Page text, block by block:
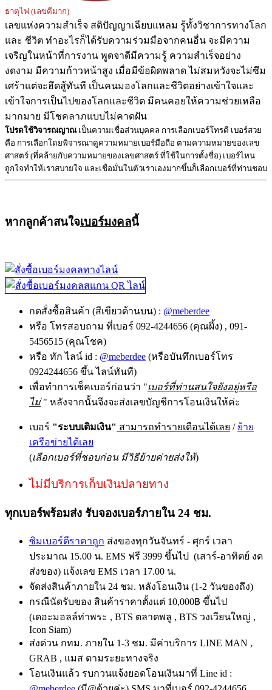
ธาตุไฟ (เลขดีมาก)
เลขแห่งความสำเร็จ สติปัญญาเฉียบแหลม รู้ทั้งวิชาการทางโลก
และ ชีวิต ทำอะไรก็ได้รับความร่วมมือจากคนอื่น จะมีความ
เจริญในหน้าที่การงาน พูดจาดีมีความรู้ ความสำเร็จอย่าง
งดงาม มีความก้าวหน้าสูง เมื่อมีข้อผิดพลาด ไม่สมหวังจะไม่ซึม
เศร้าแต่จะฮึดสู้ทันที เป็นคนมองโลกและชีวิตอย่างเข้าใจและ
เข้าใจการเป็นไปของโลกและชีวิต มีคนคอยให้ความช่วยเหลือ
มากมาย มีโชคลาภแบบไม่คาดฝัน
โปรดใช้วิจารณญาณเป็นความเชื่อส่วนบุคคล การเลือกเบอร์โทรดี เบอร์สวย
คือ การเลือกโดยพิจารณาดูความหมายเบอร์มือถือ ตามความหมายของเลข
ศาสตร์ (ที่คล้ายกับความหมายของเลขศาสตร์ ที่ใช้ในการตั้งชื่อ) เบอร์ไหน
ถูกใจทำให้เราสบายใจ และเชื่อมั่นในตัวเราเองมากขึ้นก็เลือกเบอร์ที่ท่านชอบ
หากลูกค้าสนใจเบอร์มงคลนี้
กดสั่งซื้อสินค้า (สีเขียวด้านบน) : @meberdee
หรือ โทรสอบถาม ที่เบอร์ 092-4244656 (คุณผึ้ง) , 091-
5456515 (คุณโชค)
หรือ ทัก ไลน์ id : @meberdee (หรือบันทึกเบอร์โทร
0924244656 ขึ้น ไลน์ทันที)
เพื่อทำการเช็คเบอร์ก่อนว่า "เบอร์ที่ท่านสนใจยังอยู่หรือ
ไม่" หลังจากนั้นจึงจะส่งเลขบัญชีการโอนเงินให้ค่ะ
เบอร์ "ระบบเติมเงิน" สามารถทำรายเดือนได้เลย / ย้าย
เครือข่ายได้เลย
(เลือกเบอร์ที่ชอบก่อน มีวิธีย้ายค่ายส่งให้)
ไม่มีบริการเก็บเงินปลายทาง
ทุกเบอร์พร้อมส่ง รับจองเบอร์ภายใน 24 ชม.
ซิมเบอร์ดีราคาถูก ส่งของทุกวันจันทร์ - ศุกร์ เวลา
ประมาณ 15.00 น. EMS ฟรี 3999 ขึ้นไป (เสาร์-อาทิตย์ งด
ส่งของ) แจ้งเลข EMS เวลา 17.00 น.
จัดส่งสินค้าภายใน 24 ชม. หลังโอนเงิน (1-2 วันของถึง)
กรณีนัดรับของ สินค้าราคาตั้งแต่ 10,000฿ ขึ้นไป
(เดอะมอลล์ท่าพระ , BTS ตลาดพลู , BTS วงเวียนใหญ่ ,
Icon Siam)
ส่งด่วน กทม. ภายใน 1-3 ชม. มีค่าบริการ LINE MAN ,
GRAB , แมส ตามระยะทางจริง
โอนเงินแล้ว รบกวนแจ้งยอดโอนเงินมาที่ Line id :